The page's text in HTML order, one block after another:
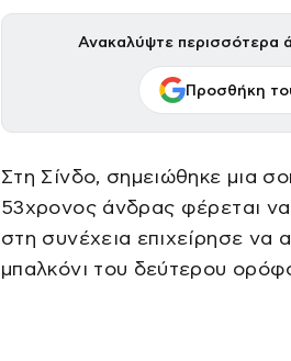
Ανακαλύψτε περισσότερα
Προσθήκη
Στη Σίνδο, σημειώθηκε μια
53χρονος άνδρας φέρεται
στη συνέχεια επιχείρησε να
μπαλκόνι του δεύτερου